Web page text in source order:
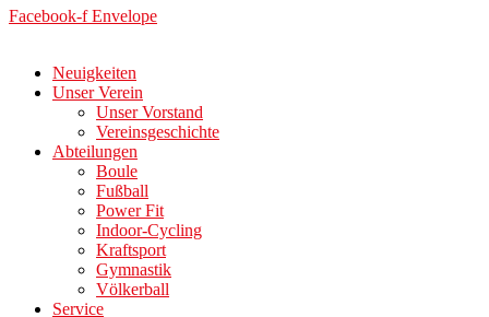
Facebook-f Envelope
Neuigkeiten
Unser Verein
Unser Vorstand
Vereinsgeschichte
Abteilungen
Boule
Fußball
Power Fit
Indoor-Cycling
Kraftsport
Gymnastik
Völkerball
Service